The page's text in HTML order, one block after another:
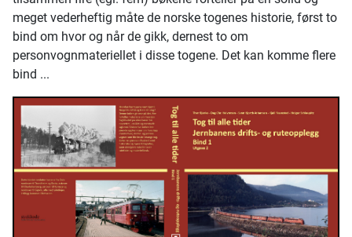
meget vederheftig måte de norske togenes historie, først to
bind om hvor og når de gikk, dernest to om
personvognmateriellet i disse togene. Det kan komme flere
bind ...